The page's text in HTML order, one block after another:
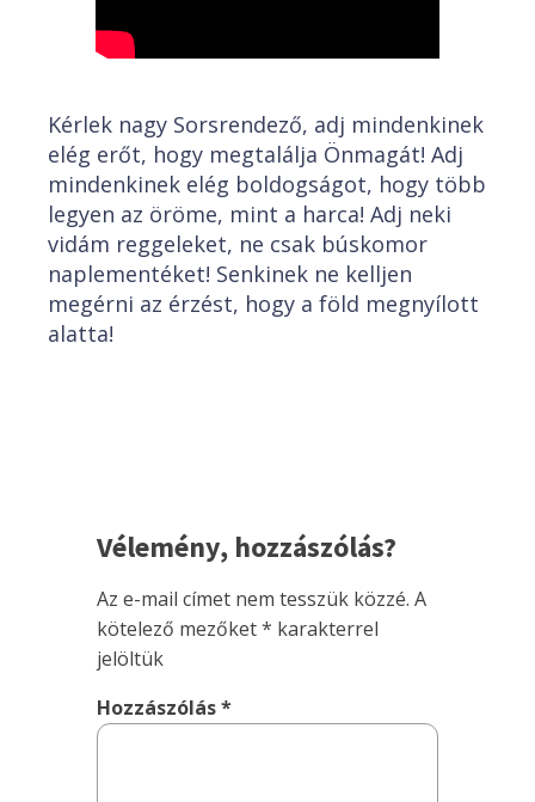
Kérlek nagy Sorsrendező, adj mindenkinek
elég erőt, hogy megtalálja Önmagát! Adj
mindenkinek elég boldogságot, hogy több
legyen az öröme, mint a harca! Adj neki
vidám reggeleket, ne csak búskomor
naplementéket! Senkinek ne kelljen
megérni az érzést, hogy a föld megnyílott
alatta!
Vélemény, hozzászólás?
Az e-mail címet nem tesszük közzé. A
kötelező mezőket* karakterrel
jelöltük
Hozzászólás*